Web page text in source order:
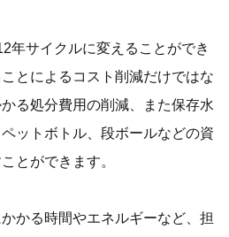
年サイクルに変えることができ
とによるコスト削減だけではな
る処分費用の削減、また保存水
ットボトル、段ボールなどの資
とができます。
かる時間やエネルギーなど、担